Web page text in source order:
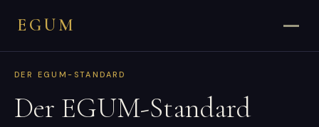
EGUM
DER EGUM-STANDARD
Der EGUM-Standard